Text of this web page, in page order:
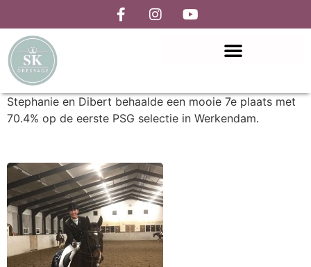
Stephanie en Dibert behaalde een mooie 7e plaats met
70.4% op de eerste PSG selectie in Werkendam.